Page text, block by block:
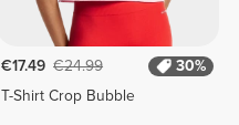
€17.49 €24.99
30%
T-Shirt Crop Bubble